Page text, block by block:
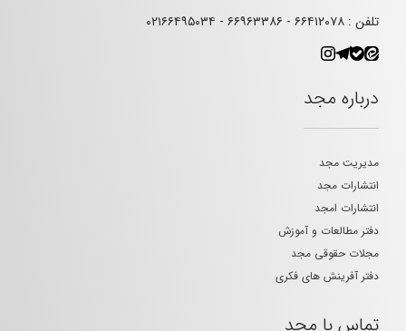
تلفن : ۶۶۴۱۲۰۷۸ - ۶۶۹۶۳۳۸۶ - ۰۲۱۶۶۴۹۵۰۳۴
درباره مجد
مدیریت مجد
انتشارات مجد
انتشارات امجد
دفتر مطالعات و آموزش
مجلات حقوقی مجد
دفتر آفرینش های فکری